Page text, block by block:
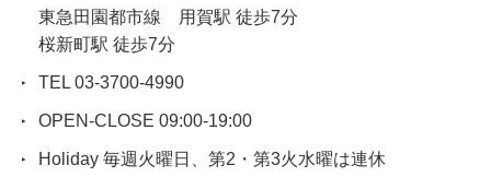
東急田園都市線 用賀駅 徒歩7分
桜新町駅 徒歩7分
TEL 03-3700-4990
OPEN-CLOSE 09:00-19:00
Holiday 毎週火曜日、第2・第3火水曜は連休